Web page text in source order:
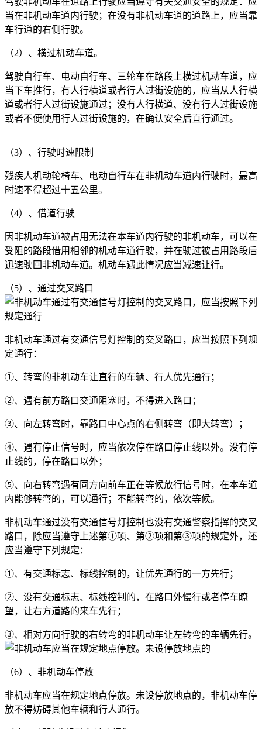
当在非机动车道内行驶；在没有非机动车道的道路上，应当靠
车行道的右侧行驶。
（2）、横过机动车道。
驾驶自行车、电动自行车、三轮车在路段上横过机动车道，应
当下车推行，有人行横道或者行人过街设施的，应当从人行横
道或者行人过街设施通过；没有人行横道、没有行人过街设施
或者不便使用行人过街设施的，在确认安全后直行通过。
（3）、行驶时速限制
残疾人机动轮椅车、电动自行车在非机动车道内行驶时，最高
时速不得超过十五公里。
（4）、借道行驶
因非机动车道被占用无法在本车道内行驶的非机动车，可以在
受阻的路段借用相邻的机动车道行驶，并在驶过被占用路段后
迅速驶回非机动车道。机动车遇此情况应当减速让行。
（5）、通过交叉路口
非机动车通过有交通信号灯控制的交叉路口，应当按照下列规
定通行：
①、转弯的非机动车让直行的车辆、行人优先通行；
②、遇有前方路口交通阻塞时，不得进入路口；
③、向左转弯时，靠路口中心点的右侧转弯（即大转弯）；
④、遇有停止信号时，应当依次停在路口停止线以外。没有停
止线的，停在路口以外；
⑤、向右转弯遇有同方向前车正在等候放行信号时，在本车道
内能够转弯的，可以通行；不能转弯的，依次等候。
非机动车通过没有交通信号灯控制也没有交通警察指挥的交叉
路口，除应当遵守上述第①项、第②项和第③项的规定外，还
应当遵守下列规定：
①、有交通标志、标线控制的，让优先通行的一方先行；
②、没有交通标志、标线控制的，在路口外慢行或者停车瞭
望，让右方道路的来车先行；
③、相对方向行驶的右转弯的非机动车让左转弯的车辆先行。
（6）、非机动车停放
非机动车应当在规定地点停放。未设停放地点的，非机动车停
放不得妨碍其他车辆和行人通行。